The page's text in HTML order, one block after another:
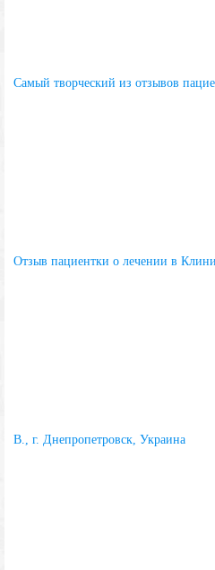
Самый творческий из отзывов
Отзыв пациентки о лечении в
В., г. Днепропетровск, Украина